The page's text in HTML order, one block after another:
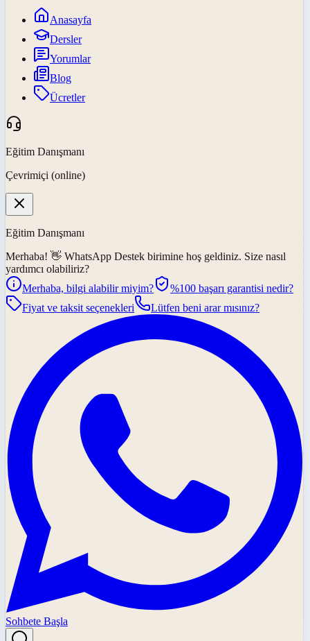
Anasayfa
Dersler
Yorumlar
Blog
Ücretler
Eğitim Danışmanı
Çevrimiçi (online)
Eğitim Danışmanı
Merhaba! 👋 WhatsApp Destek birimine hoş geldiniz. Size nasıl
yardımcı olabiliriz?
Merhaba, bilgi alabilir miyim?
%100 başarı garantisi nedir?
Fiyat ve taksit seçenekleri
Lütfen beni arar mısınız?
Sohbete Başla